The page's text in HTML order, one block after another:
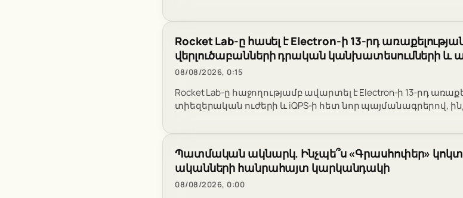
Rocket Lab-ը հասել է Electron-ի 13-րդ
վերլուծաբանների դրական կանխատեսումների և
08/08/2026, 0:15
Rocket Lab-ը հաջողությամբ ավարտել է Electron-ի 13-րդ
տիեզերական ուժերի և iQPS-ի հետ նոր պայմանագրերով,
Պատմական ակնարկ. Ինչպե՞ս «Գրասհոփեր»
ականների հանրահայտ կարկանդակի
08/08/2026, 0:00